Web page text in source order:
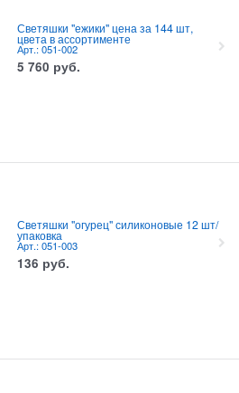
Светяшки "ежики" цена за 144 шт,
цвета в ассортименте
Арт.: 051-002
5 760 руб.
Светяшки "огурец" силиконовые 12 шт/
упаковка
Арт.: 051-003
136 руб.